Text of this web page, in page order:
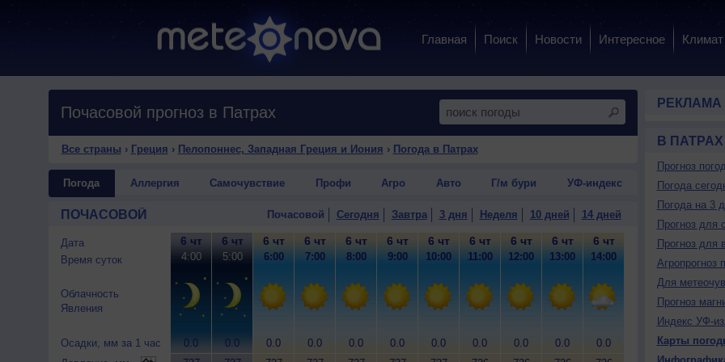
Главная Поиск Новости Интересное Климат
Почасовой прогноз в Патрах
Все страны › Греция › Пелопоннес, Западная Греция и Иония › Погода в Патрах
Погода Аллергия Самочувствие Профи Агро Авто Г/м бури УФ-индекс
ПОЧАСОВОЙ Почасовой Сегодня Завтра 3 дня Неделя 10 дней 14 дней
Дата
Время суток
Облачность
Явления
Осадки, мм за 1 час
6 чт
4:00
0.0
6 чт
5:00
0.0
6 чт
6:00
0.0
6 чт
7:00
0.0
6 чт
8:00
0.0
6 чт
9:00
0.0
6 чт
10:00
0.0
6 чт
11:00
0.0
6 чт
12:00
0.0
6 чт
13:00
0.0
6 чт
14:00
0.0
6 чт
0.0
6
РЕКЛАМА
В ПАТРАХ
Прогноз
Погода
Погода на 3
Прогноз для
Прогноз для
Агропрогноз
Для
Прогноз
Индекс УФ-
Карты